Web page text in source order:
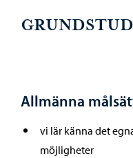
Allmänna
vi lär känna det
möjligheter